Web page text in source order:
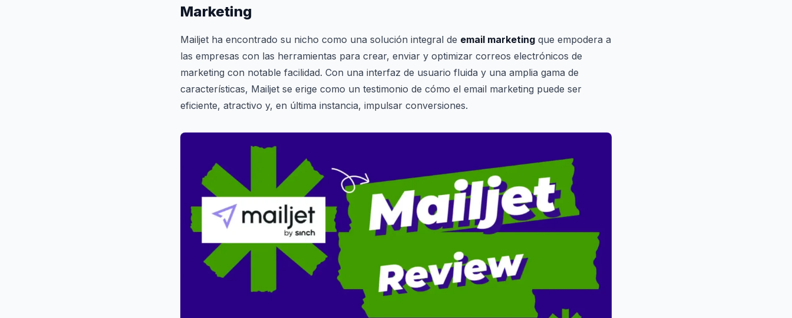
Marketing
Mailjet ha encontrado su nicho como una solución integral de email marketing que empodera a
las empresas con las herramientas para crear, enviar y optimizar correos electrónicos de
marketing con notable facilidad. Con una interfaz de usuario fluida y una amplia gama de
características, Mailjet se erige como un testimonio de cómo el email marketing puede ser
eficiente, atractivo y, en última instancia, impulsar conversiones.